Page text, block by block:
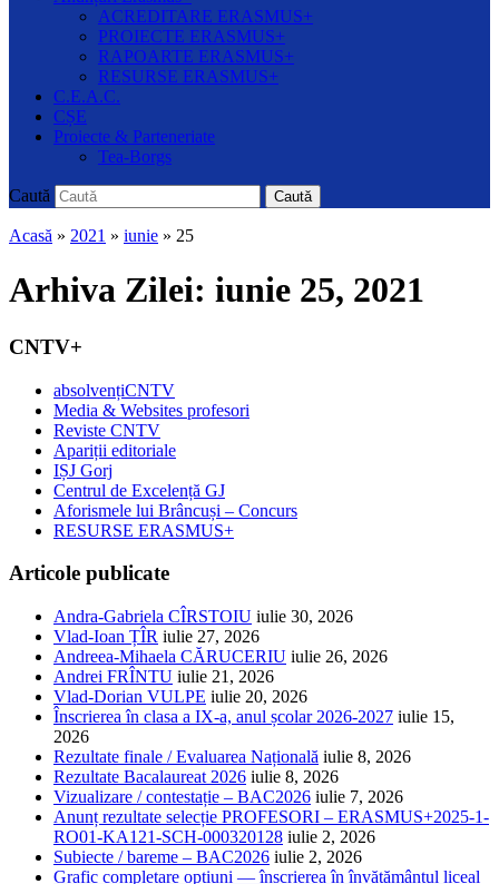
ACREDITARE ERASMUS+
PROIECTE ERASMUS+
RAPOARTE ERASMUS+
RESURSE ERASMUS+
C.E.A.C.
CȘE
Proiecte & Parteneriate
Tea-Borgs
Caută Caută
Acasă » 2021 » iunie » 25
Arhiva Zilei: iunie 25, 2021
CNTV+
absolvențiCNTV
Media & Websites profesori
Reviste CNTV
Apariții editoriale
IȘJ Gorj
Centrul de Excelență GJ
Aforismele lui Brâncuși – Concurs
RESURSE ERASMUS+
Articole publicate
Andra-Gabriela CÎRSTOIU iulie 30, 2026
Vlad-Ioan ȚÎR iulie 27, 2026
Andreea-Mihaela CĂRUCERIU iulie 26, 2026
Andrei FRÎNTU iulie 21, 2026
Vlad-Dorian VULPE iulie 20, 2026
Înscrierea în clasa a IX-a, anul școlar 2026-2027 iulie 15,
2026
Rezultate finale / Evaluarea Națională iulie 8, 2026
Rezultate Bacalaureat 2026 iulie 8, 2026
Vizualizare / contestație – BAC2026 iulie 7, 2026
Anunț rezultate selecție PROFESORI – ERASMUS+2025-1-
RO01-KA121-SCH-000320128 iulie 2, 2026
Subiecte / bareme – BAC2026 iulie 2, 2026
Grafic completare opțiuni — înscrierea în învățământul liceal